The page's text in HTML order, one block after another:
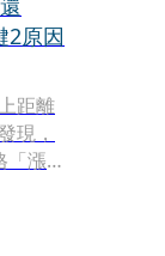
原因
距離
現，
「漲